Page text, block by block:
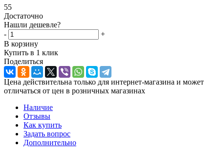
55
Достаточно
Нашли дешевле?
-
+
В корзину
Купить в 1 клик
Поделиться
Цена действительна только для интернет-магазина и может
отличаться от цен в розничных магазинах
Наличие
Отзывы
Как купить
Задать вопрос
Дополнительно